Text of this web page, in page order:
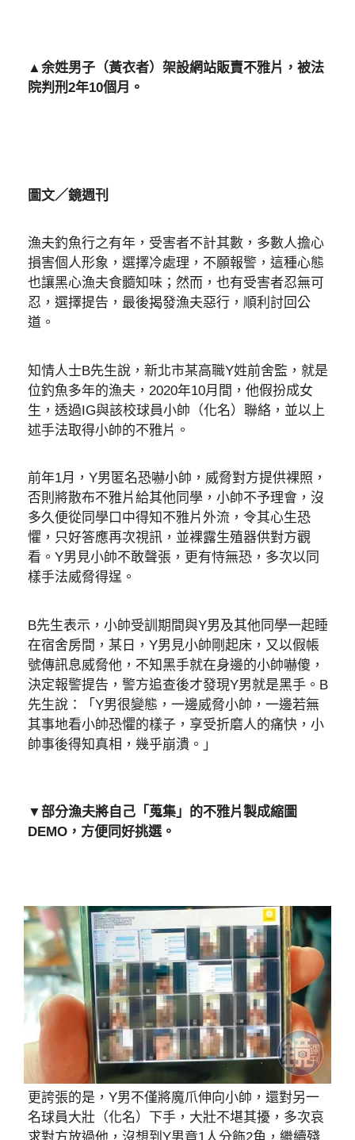
▲余姓男子（黃衣者）架設網站販賣不雅片，被法
院判刑2年10個月。
圖文／鏡週刊
漁夫釣魚行之有年，受害者不計其數，多數人擔心
損害個人形象，選擇冷處理，不願報警，這種心態
也讓黑心漁夫食髓知味；然而，也有受害者忍無可
忍，選擇提告，最後揭發漁夫惡行，順利討回公
道。
知情人士B先生說，新北市某高職Y姓前舍監，就是
位釣魚多年的漁夫，2020年10月間，他假扮成女
生，透過IG與該校球員小帥（化名）聯絡，並以上
述手法取得小帥的不雅片。
前年1月，Y男匿名恐嚇小帥，威脅對方提供裸照，
否則將散布不雅片給其他同學，小帥不予理會，沒
多久便從同學口中得知不雅片外流，令其心生恐
懼，只好答應再次視訊，並裸露生殖器供對方觀
看。Y男見小帥不敢聲張，更有恃無恐，多次以同
樣手法威脅得逞。
B先生表示，小帥受訓期間與Y男及其他同學一起睡
在宿舍房間，某日，Y男見小帥剛起床，又以假帳
號傳訊息威脅他，不知黑手就在身邊的小帥嚇傻，
決定報警提告，警方追查後才發現Y男就是黑手。B
先生說：「Y男很變態，一邊威脅小帥，一邊若無
其事地看小帥恐懼的樣子，享受折磨人的痛快，小
帥事後得知真相，幾乎崩潰。」
▼部分漁夫將自己「蒐集」的不雅片製成縮圖
DEMO，方便同好挑選。
更誇張的是，Y男不僅將魔爪伸向小帥，還對另一
名球員大壯（化名）下手，大壯不堪其擾，多次哀
求對方放過他，沒想到Y男竟1人分飾2角，繼續殘